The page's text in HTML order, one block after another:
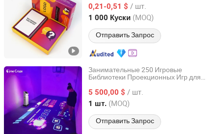
пластиковые настольные игры для
взрослых, карточные игры для
путешествий, веселая настольная игра
0,21-0,51 $ / шт.
1 000 Куски (MOQ)
Отправить Запрос
Hunan, China с 2020
Занимательные 250 Игровые
Библиотеки Проекционных Игр для
5 500,00 $ / шт.
1 шт. (MOQ)
Отправить Запрос
Onecraze Media Limited
Guangdong, China с 2026